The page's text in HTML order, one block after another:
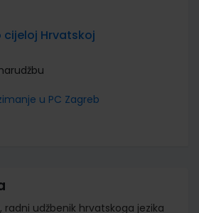
Hrvatskoj
u PC Zagreb
radni udžbenik hrvatskoga jezika